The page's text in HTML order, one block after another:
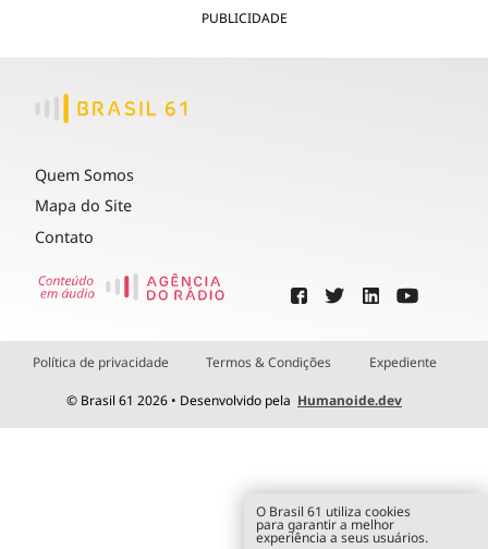
PUBLICIDADE
Quem Somos
Mapa do Site
Contato
Política de privacidade Termos & Condições Expediente
© Brasil 61 2026 • Desenvolvido pela Humanoide.dev
O Brasil 61 utiliza cookies
para garantir a melhor
experiência a seus usuários.